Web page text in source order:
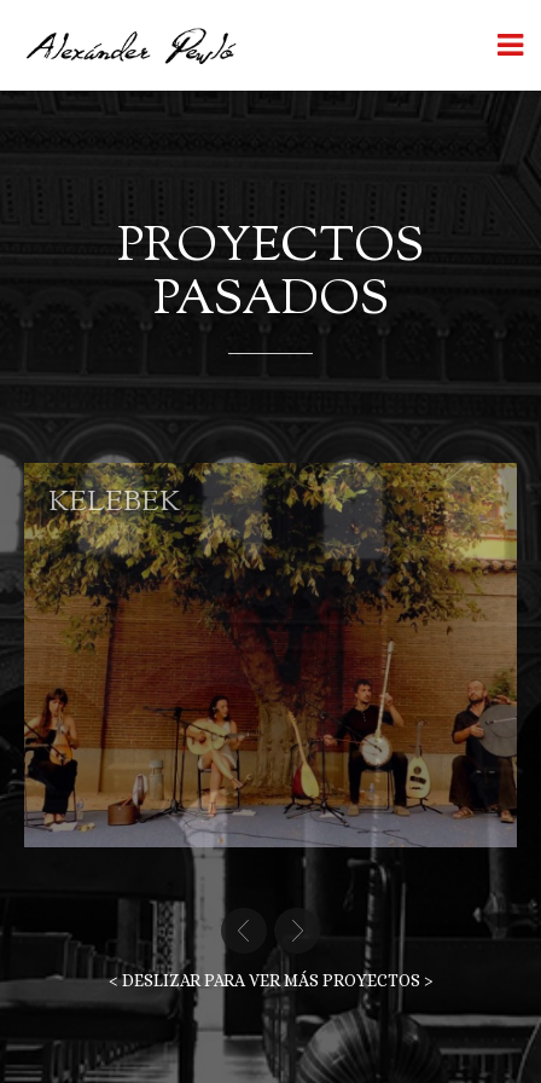
PROYECTOS
PASADOS
KELEBEK
< DESLIZAR PARA VER MÁS PROYECTOS >